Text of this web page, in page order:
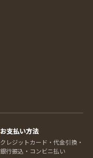
お支払い方法
クレジットカード・代金引換・
銀行振込・コンビニ払い